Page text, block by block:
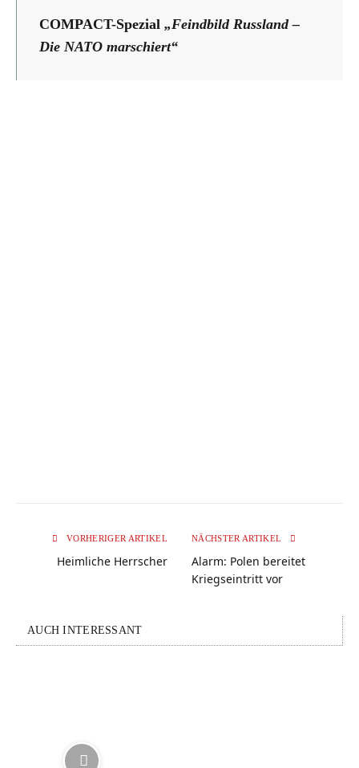
COMPACT-Spezial „Feindbild Russland –
Die NATO marschiert“
VORHERIGER ARTIKEL
Heimliche Herrscher
NÄCHSTER ARTIKEL
Alarm: Polen bereitet
Kriegseintritt vor
AUCH INTERESSANT